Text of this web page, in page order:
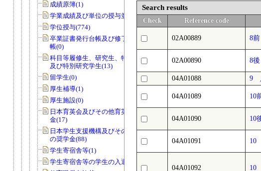
成績原簿(1)
学業成績及び単位の授与並びに認定(7)
学位授与(774)
卒業証書発行台帳及び修了証書発行台
帳(0)
科目等履修生、研究生、特別聴講学生
及び特別研究学生(13)
留学生(0)
厚生補導(1)
厚生施設(0)
日本育英会及びその他育英団体の奨学
金(17)
日本学生支援機構及びその他育英団体
の奨学金(88)
学生寄宿舎等(1)
学生寄宿舎等の学生の入退寮(0)
Search results
Check Reference code
02A00889 8
02A00890 8
04A01088 9
04A01089 10
04A01090 10
04A01091 10
04A01092 10